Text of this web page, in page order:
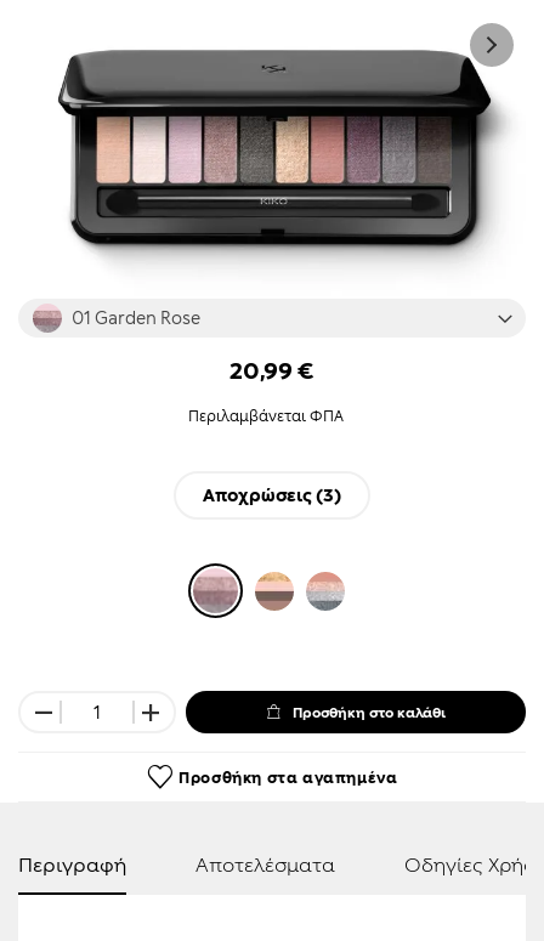
Skip
to
01 Garden Rose
20,99 €
Περιλαμβάνεται ΦΠΑ
Αποχρώσεις (3)
Προσθήκη στο καλάθι
Προσθήκη στα αγαπημένα
Περιγραφή Αποτελέσματα Οδηγίες